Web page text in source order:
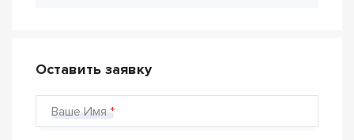
Оставить заявку
Ваше Имя